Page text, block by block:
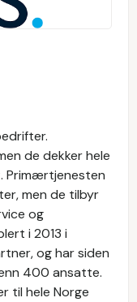
de dekker hele
Primærtjenesten
men de tilbyr
og
i 2013 i
og har siden
400 ansatte.
til hele Norge